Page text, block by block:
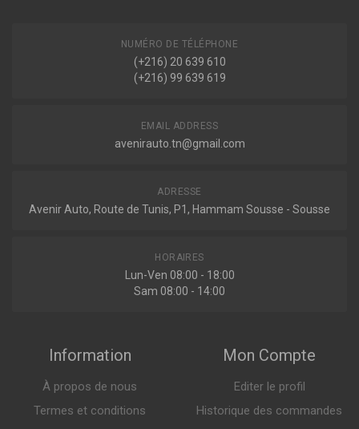
NUMÉRO DE TÉLÉPHONE
(+216) 20 639 610
(+216) 99 639 619
EMAIL ADDRESS
avenirauto.tn@gmail.com
ADRESSE
Avenir Auto, Route de Tunis, P1, Hammam Sousse - Sousse
HORAIRES
Lun-Ven 08:00 - 18:00
Sam 08:00 - 14:00
Information
À propos de nous
Termes et conditions
Mon Compte
Editer le profil
Historique des commandes